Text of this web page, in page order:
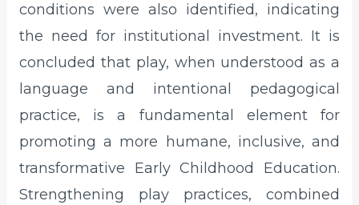
conditions were also identified, indicating
the need for institutional investment. It is
concluded that play, when understood as a
language and intentional pedagogical
practice, is a fundamental element for
promoting a more humane, inclusive, and
transformative Early Childhood Education.
Strengthening play practices, combined